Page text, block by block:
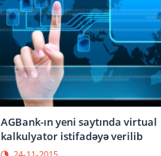
AGBank-ın yeni saytında virtual
kalkulyator istifadəyə verilib